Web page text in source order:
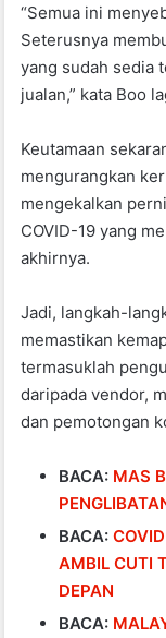
“Semua ini
Seterusnya
yang sudah sedia
jualan,” kata Boo
Keutamaan
mengurangkan
mengekalkan
COVID-19 yang
akhirnya.
Jadi, langkah-
memastikan
termasuklah
daripada vendor,
dan pemotongan
BACA: MAS
BACA:
AMBIL CUTI
DEPAN
BACA: